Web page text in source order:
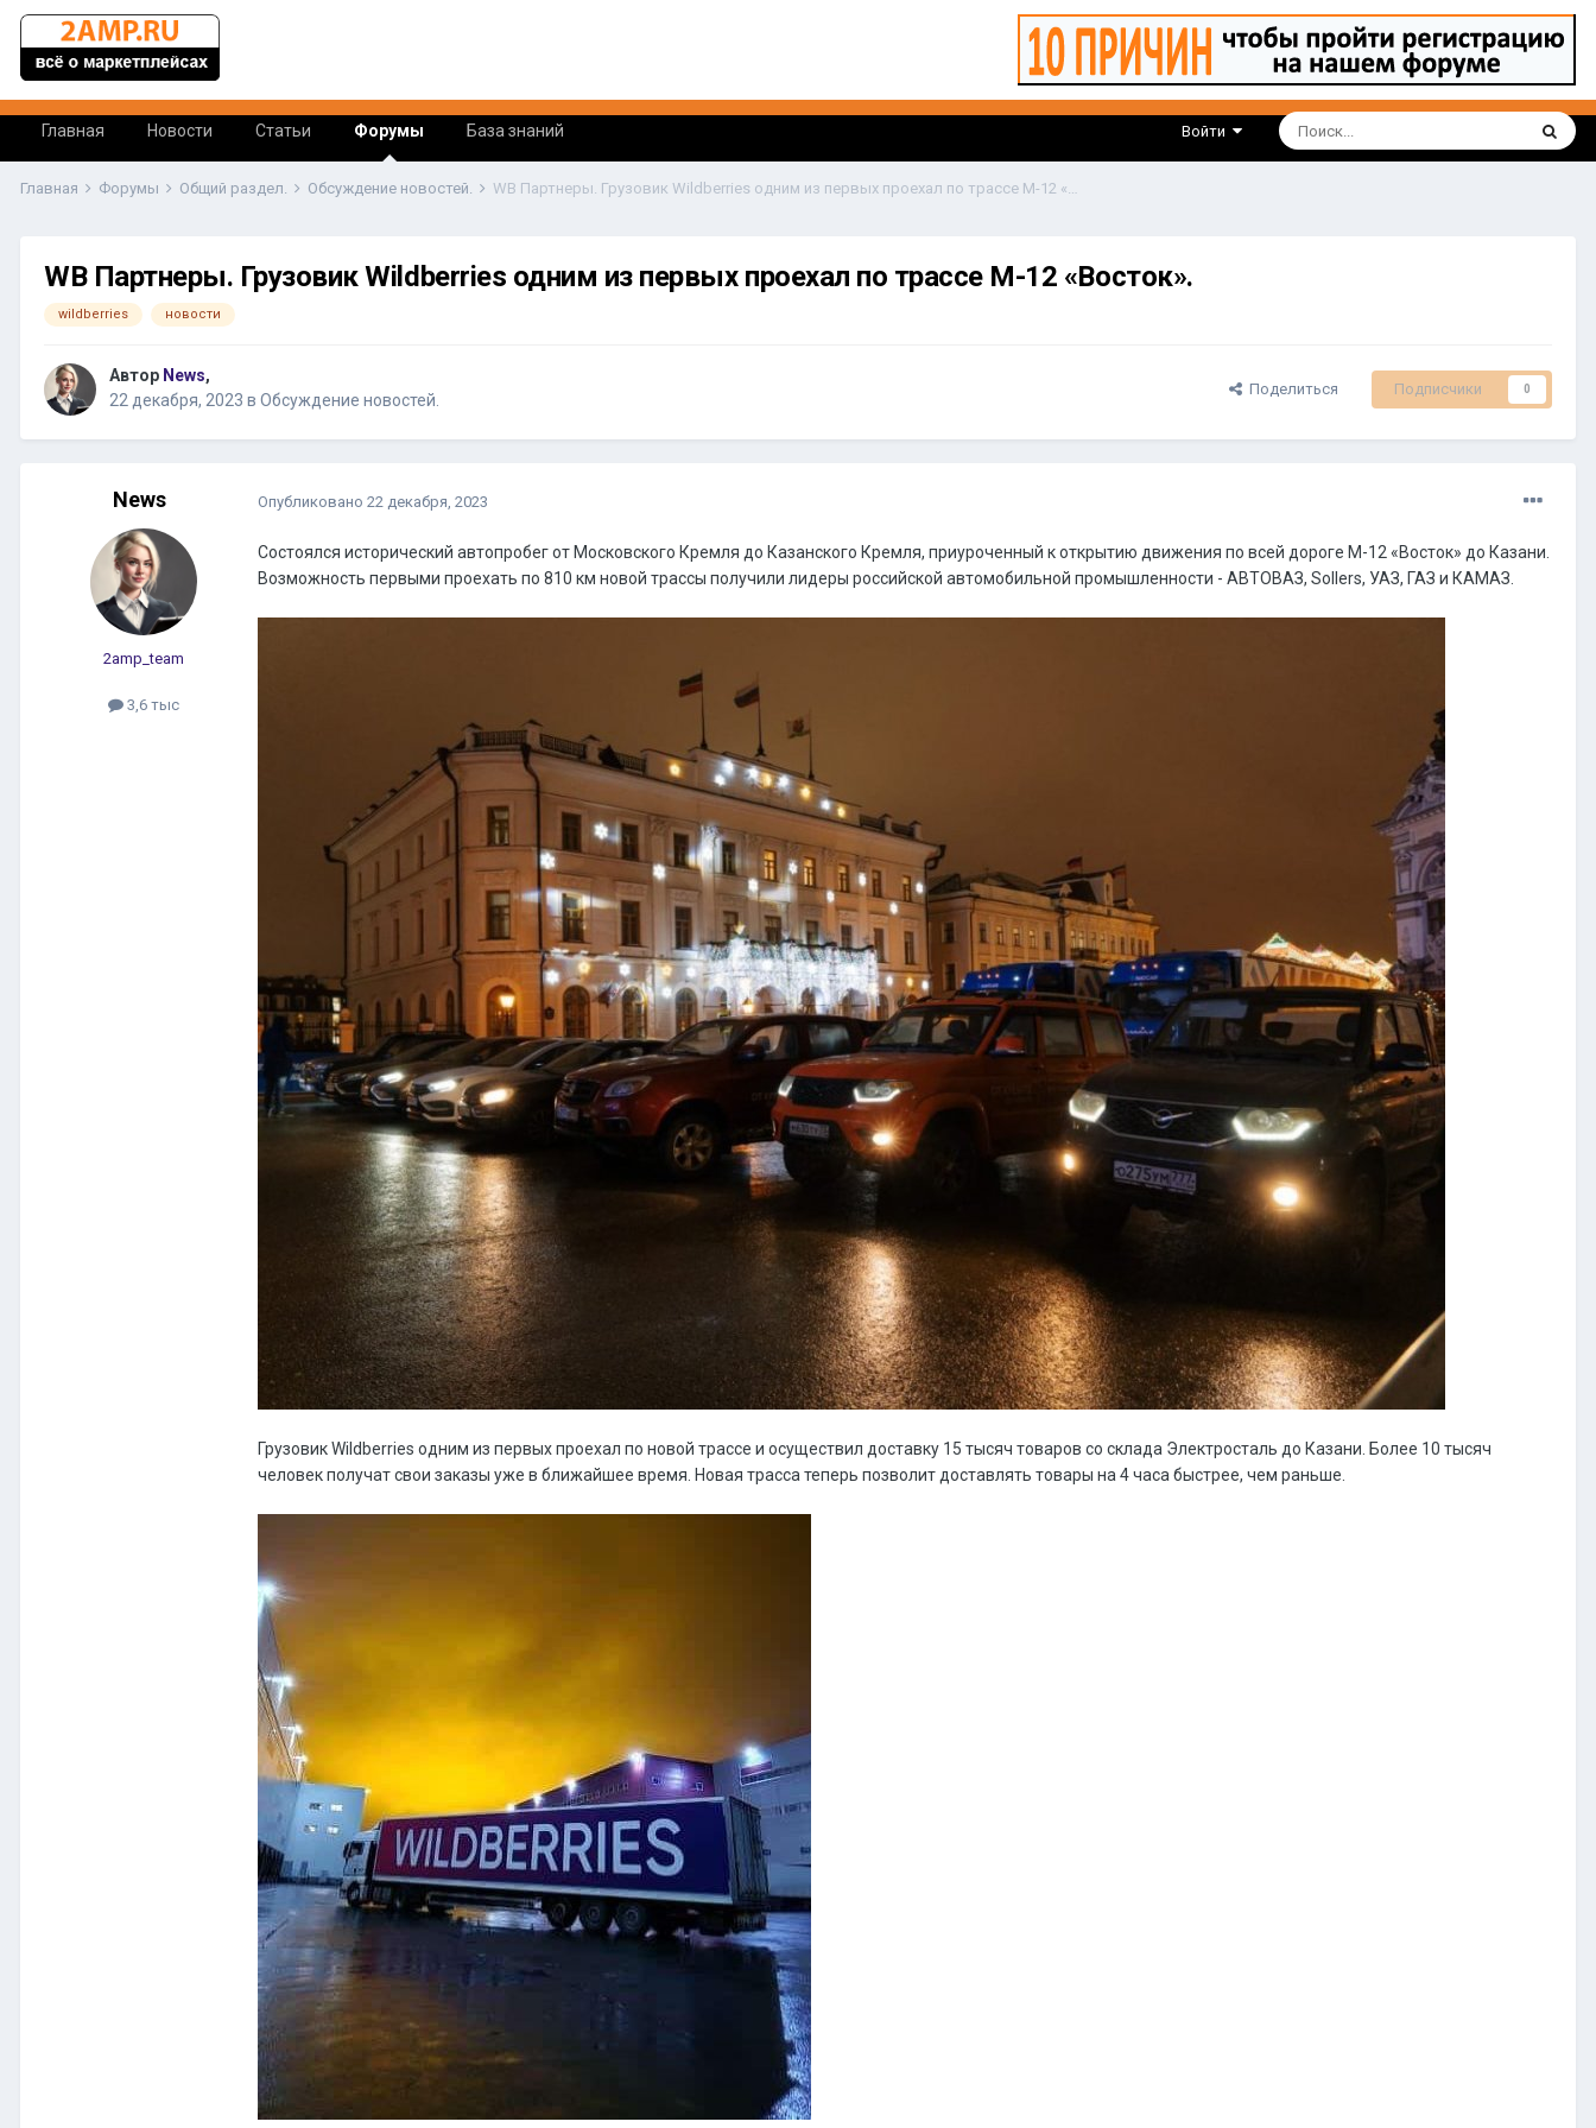
Главная Новости Статьи Форумы База знаний Войти
Главная Форумы Общий раздел. Обсуждение новостей. WB Партнеры. Грузовик Wildberries одним из первых проехал по трассе М-12 «Восток».
WB Партнеры. Грузовик Wildberries одним из первых проехал по трассе М-12 «Восток».
wildberries новости
Автор News,
22 декабря, 2023 в Обсуждение новостей.
Поделиться Подписчики 0
News
2amp_team
3,6 тыс
Опубликовано 22 декабря, 2023
Состоялся исторический автопробег от Московского Кремля до Казанского Кремля, приуроченный к открытию движения по всей дороге М-12 «Восток» до Казани.
Возможность первыми проехать по 810 км новой трассы получили лидеры российской автомобильной промышленности - АВТОВАЗ, Sollers, УАЗ, ГАЗ и КАМАЗ.
Грузовик Wildberries одним из первых проехал по новой трассе и осуществил доставку 15 тысяч товаров со склада Электросталь до Казани. Более 10 тысяч
человек получат свои заказы уже в ближайшее время. Новая трасса теперь позволит доставлять товары на 4 часа быстрее, чем раньше.